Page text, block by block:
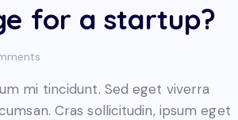
for a startup?
mi tincidunt. Sed eget viverra
Cras sollicitudin, ipsum eget